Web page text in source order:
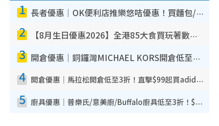
1 長者優惠｜OK便利店推樂悠咭優惠！買麵包/牛奶/保健品拍卡即減
2 【8月生日優惠2026】全港85大食買玩著數攻略 自助餐/火鍋放題同行免費＋誠品/DONKI送現金券
3 開倉優惠｜銅鑼灣MICHAEL KORS開倉低至17折！直擊$500起買手袋/銀包/鞋款 必買經典Jet Set系列
4 開倉優惠｜馬拉松開倉低至3折！直擊$99起買adidas／New Balance／Puma鞋款 STANLEY保溫杯劈價至$119起
5 廚具優惠｜普樂氏/意美廚/Buffalo廚具低至3折！$89起買煎鍋／炒鑊／個人鍋 同場小家電激減至$99起